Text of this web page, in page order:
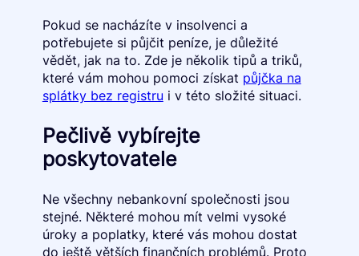
Pokud se nacházíte v insolvenci a
potřebujete si půjčit peníze, je důležité
vědět, jak na to. Zde je několik tipů a triků,
které vám mohou pomoci získat půjčka na
splátky bez registru i v této složité situaci.
Pečlivě vybírejte
poskytovatele
Ne všechny nebankovní společnosti jsou
stejné. Některé mohou mít velmi vysoké
úroky a poplatky, které vás mohou dostat
do ještě větších finančních problémů. Proto